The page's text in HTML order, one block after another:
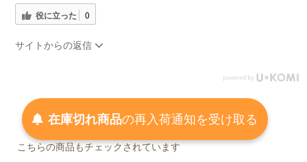
役に立った 0
サイトからの返信
こちらの商品もチェックされています
在庫切れ商品の再入荷通知を受け取る